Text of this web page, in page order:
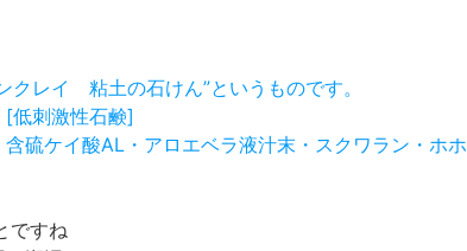
レイ 粘土の石けん”というものです。
低刺激性石鹸]
硫ケイ酸AL・アロエベラ液汁末・スクワラン・ホホ
ですね